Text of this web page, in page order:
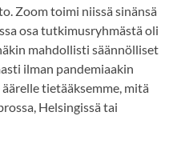
Zoom toimi niissä sinänsä
osa tutkimusryhmästä oli
mahdollisti säännölliset
ilman pandemiaakin
tietääksemme, mitä
Helsingissä tai